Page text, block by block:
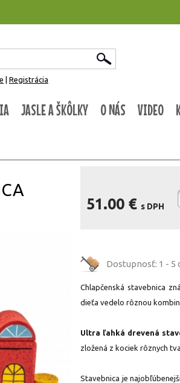
Registrácia
JASLE A ŠKÔLKY O NÁS VIDEO
51.00 € s DPH
Dostupnosť: 1 - 5
Chlapčenská stavebnica
dieťa vedelo rôznou
Ultra ľahká drevená
zložená z kociek rôznych
Stavebnica je